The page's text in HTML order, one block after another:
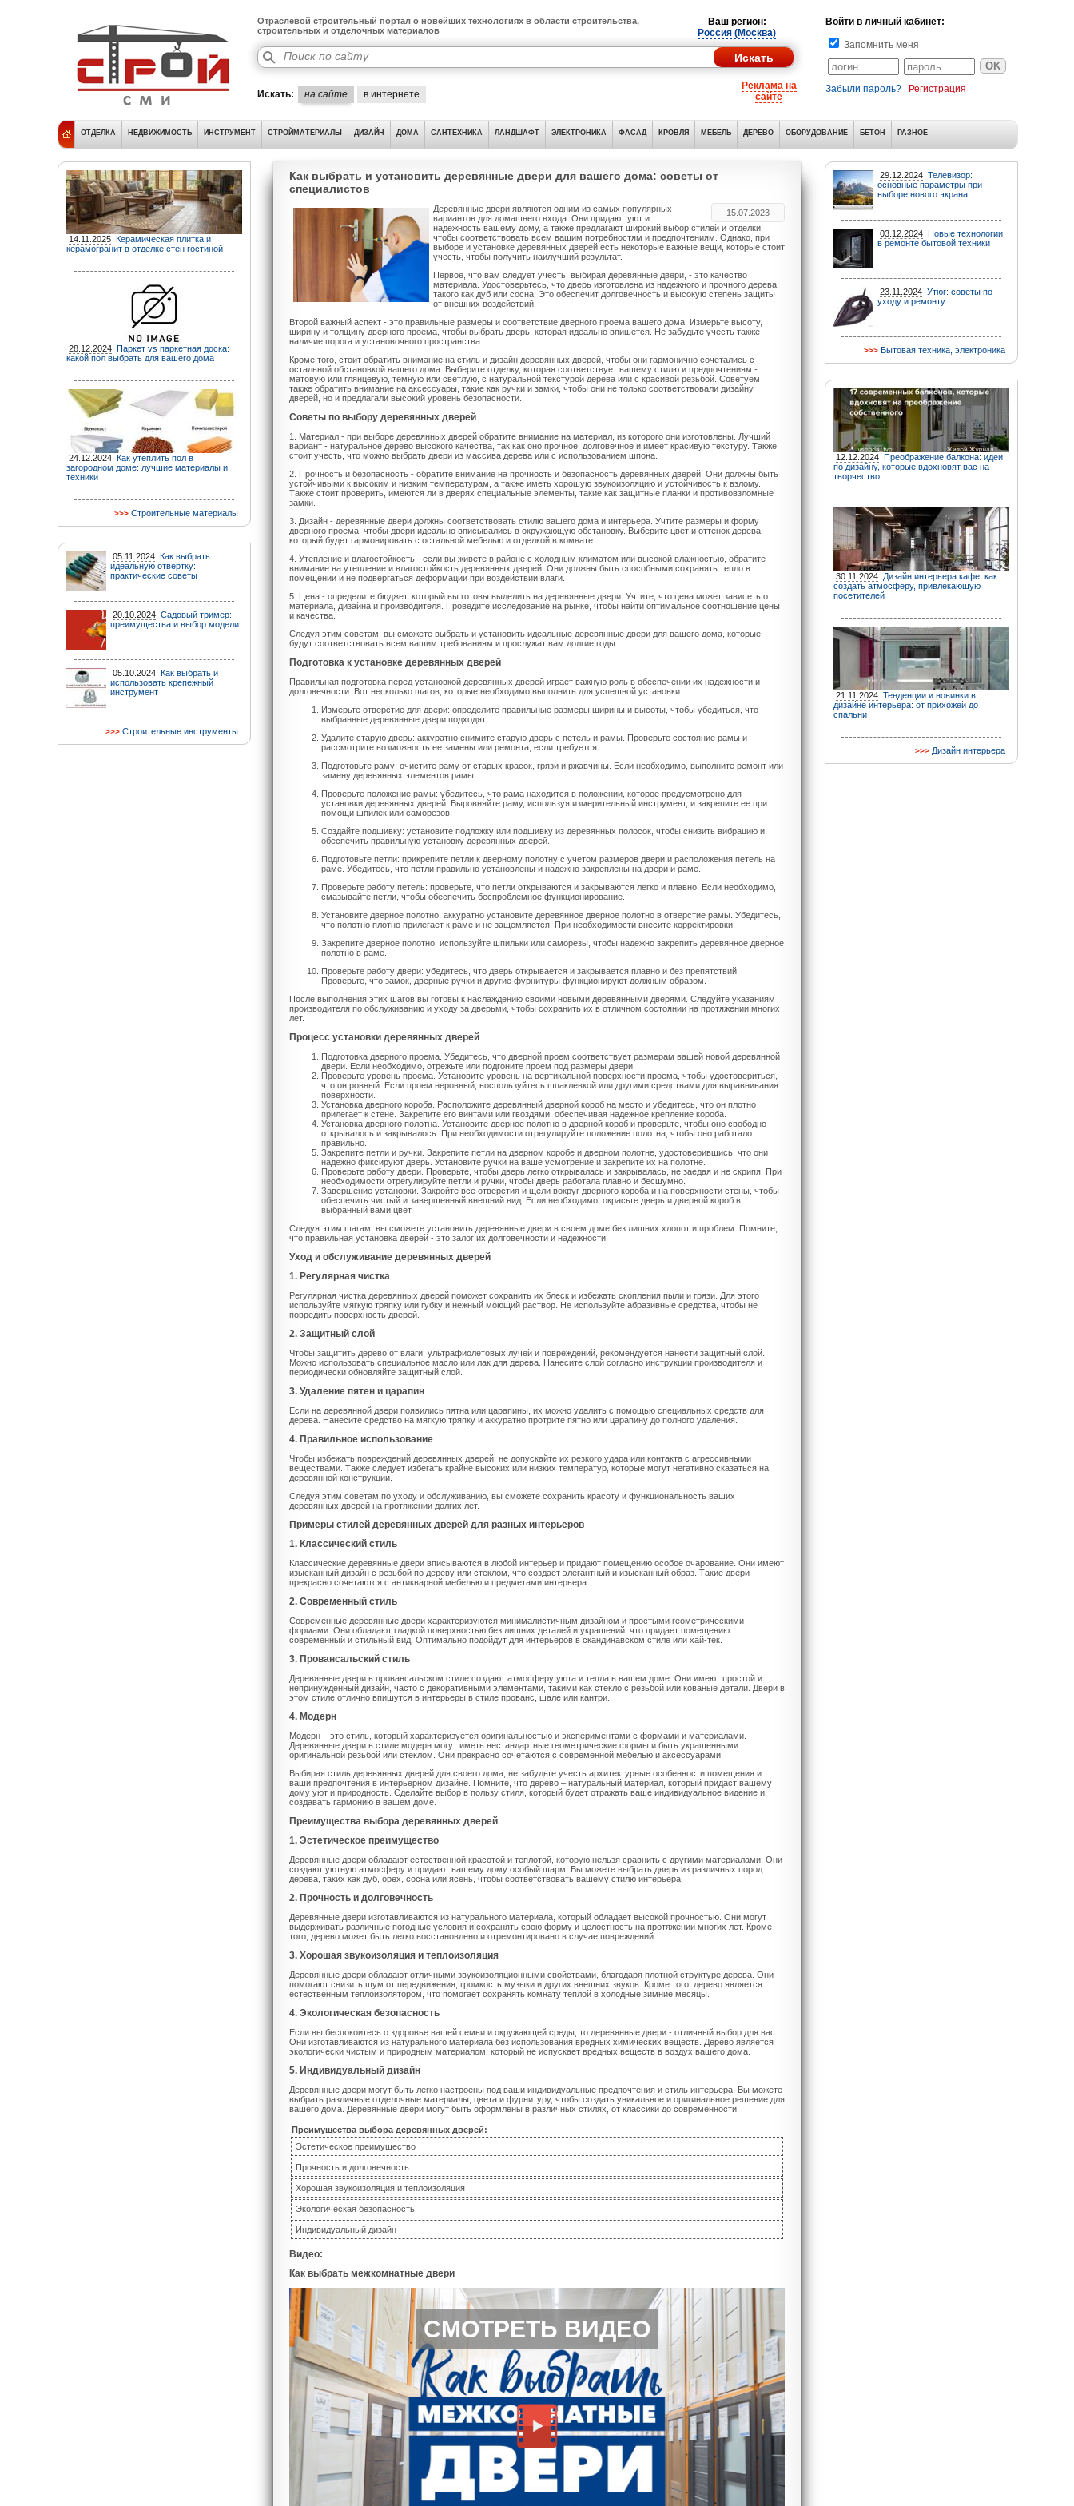
Отраслевой строительный портал о новейших технологиях в области строительства,
строительных и отделочных материалов
Ваш регион:
Россия (Москва)
Искать: на сайте в интернете
Реклама на
сайте
Войти в личный кабинет:
Запомнить меня
Забыли пароль? Регистрация
ОТДЕЛКА НЕДВИЖИМОСТЬ ИНСТРУМЕНТ СТРОЙМАТЕРИАЛЫ ДИЗАЙН ДОМА САНТЕХНИКА ЛАНДШАФТ ЭЛЕКТРОНИКА ФАСАД КРОВЛЯ МЕБЕЛЬ ДЕРЕВО ОБОРУДОВАНИЕ БЕТОН РАЗНОЕ
14.11.2025 Керамическая плитка и
керамогранит в отделке стен гостиной
28.12.2024 Паркет vs паркетная доска:
какой пол выбрать для вашего дома
24.12.2024 Как утеплить пол в
загородном доме: лучшие материалы и
техники
Строительные материалы
05.11.2024 Как выбрать
идеальную отвертку:
практические советы
20.10.2024 Садовый тример:
преимущества и выбор модели
05.10.2024 Как выбрать и
использовать крепежный
инструмент
Строительные инструменты
Как выбрать и установить деревянные двери для вашего дома: советы от
специалистов
15.07.2023
Деревянные двери являются одним из самых популярных
вариантов для домашнего входа. Они придают уют и
надёжность вашему дому, а также предлагают широкий выбор стилей и отделки,
чтобы соответствовать всем вашим потребностям и предпочтениям. Однако, при
выборе и установке деревянных дверей есть некоторые важные вещи, которые стоит
учесть, чтобы получить наилучший результат.
Первое, что вам следует учесть, выбирая деревянные двери, - это качество
материала. Удостоверьтесь, что дверь изготовлена из надежного и прочного дерева,
такого как дуб или сосна. Это обеспечит долговечность и высокую степень защиты
от внешних воздействий.
Второй важный аспект - это правильные размеры и соответствие дверного проема вашего дома. Измерьте высоту,
ширину и толщину дверного проема, чтобы выбрать дверь, которая идеально впишется. Не забудьте учесть также
наличие порога и установочного пространства.
Кроме того, стоит обратить внимание на стиль и дизайн деревянных дверей, чтобы они гармонично сочетались с
остальной обстановкой вашего дома. Выберите отделку, которая соответствует вашему стилю и предпочтениям -
матовую или глянцевую, темную или светлую, с натуральной текстурой дерева или с красивой резьбой. Советуем
также обратить внимание на аксессуары, такие как ручки и замки, чтобы они не только соответствовали дизайну
дверей, но и предлагали высокий уровень безопасности.
Советы по выбору деревянных дверей
1. Материал - при выборе деревянных дверей обратите внимание на материал, из которого они изготовлены. Лучший
вариант - натуральное дерево высокого качества, так как оно прочное, долговечное и имеет красивую текстуру. Также
стоит учесть, что можно выбрать двери из массива дерева или с использованием шпона.
2. Прочность и безопасность - обратите внимание на прочность и безопасность деревянных дверей. Они должны быть
устойчивыми к высоким и низким температурам, а также иметь хорошую звукоизоляцию и устойчивость к взлому.
Также стоит проверить, имеются ли в дверях специальные элементы, такие как защитные планки и противовзломные
замки.
3. Дизайн - деревянные двери должны соответствовать стилю вашего дома и интерьера. Учтите размеры и форму
дверного проема, чтобы двери идеально вписывались в окружающую обстановку. Выберите цвет и оттенок дерева,
который будет гармонировать с остальной мебелью и отделкой в комнате.
4. Утепление и влагостойкость - если вы живете в районе с холодным климатом или высокой влажностью, обратите
внимание на утепление и влагостойкость деревянных дверей. Они должны быть способными сохранять тепло в
помещении и не подвергаться деформации при воздействии влаги.
5. Цена - определите бюджет, который вы готовы выделить на деревянные двери. Учтите, что цена может зависеть от
материала, дизайна и производителя. Проведите исследование на рынке, чтобы найти оптимальное соотношение цены
и качества.
Следуя этим советам, вы сможете выбрать и установить идеальные деревянные двери для вашего дома, которые
будут соответствовать всем вашим требованиям и прослужат вам долгие годы.
Подготовка к установке деревянных дверей
Правильная подготовка перед установкой деревянных дверей играет важную роль в обеспечении их надежности и
долговечности. Вот несколько шагов, которые необходимо выполнить для успешной установки:
Измерьте отверстие для двери: определите правильные размеры ширины и высоты, чтобы убедиться, что
выбранные деревянные двери подходят.
Удалите старую дверь: аккуратно снимите старую дверь с петель и рамы. Проверьте состояние рамы и
рассмотрите возможность ее замены или ремонта, если требуется.
Подготовьте раму: очистите раму от старых красок, грязи и ржавчины. Если необходимо, выполните ремонт или
замену деревянных элементов рамы.
Проверьте положение рамы: убедитесь, что рама находится в положении, которое предусмотрено для
установки деревянных дверей. Выровняйте раму, используя измерительный инструмент, и закрепите ее при
помощи шпилек или саморезов.
Создайте подшивку: установите подложку или подшивку из деревянных полосок, чтобы снизить вибрацию и
обеспечить правильную установку деревянных дверей.
Подготовьте петли: прикрепите петли к дверному полотну с учетом размеров двери и расположения петель на
раме. Убедитесь, что петли правильно установлены и надежно закреплены на двери и раме.
Проверьте работу петель: проверьте, что петли открываются и закрываются легко и плавно. Если необходимо,
смазывайте петли, чтобы обеспечить беспроблемное функционирование.
Установите дверное полотно: аккуратно установите деревянное дверное полотно в отверстие рамы. Убедитесь,
что полотно плотно прилегает к раме и не защемляется. При необходимости внесите корректировки.
Закрепите дверное полотно: используйте шпильки или саморезы, чтобы надежно закрепить деревянное дверное
полотно в раме.
Проверьте работу двери: убедитесь, что дверь открывается и закрывается плавно и без препятствий.
Проверьте, что замок, дверные ручки и другие фурнитуры функционируют должным образом.
После выполнения этих шагов вы готовы к наслаждению своими новыми деревянными дверями. Следуйте указаниям
производителя по обслуживанию и уходу за дверьми, чтобы сохранить их в отличном состоянии на протяжении многих
лет.
Процесс установки деревянных дверей
Подготовка дверного проема. Убедитесь, что дверной проем соответствует размерам вашей новой деревянной
двери. Если необходимо, отрежьте или подгоните проем под размеры двери.
Проверьте уровень проема. Установите уровень на вертикальной поверхности проема, чтобы удостовериться,
что он ровный. Если проем неровный, воспользуйтесь шпаклевкой или другими средствами для выравнивания
поверхности.
Установка дверного короба. Расположите деревянный дверной короб на место и убедитесь, что он плотно
прилегает к стене. Закрепите его винтами или гвоздями, обеспечивая надежное крепление короба.
Установка дверного полотна. Установите дверное полотно в дверной короб и проверьте, чтобы оно свободно
открывалось и закрывалось. При необходимости отрегулируйте положение полотна, чтобы оно работало
правильно.
Закрепите петли и ручки. Закрепите петли на дверном коробе и дверном полотне, удостоверившись, что они
надежно фиксируют дверь. Установите ручки на ваше усмотрение и закрепите их на полотне.
Проверьте работу двери. Проверьте, чтобы дверь легко открывалась и закрывалась, не заедая и не скрипя. При
необходимости отрегулируйте петли и ручки, чтобы дверь работала плавно и бесшумно.
Завершение установки. Закройте все отверстия и щели вокруг дверного короба и на поверхности стены, чтобы
обеспечить чистый и завершенный внешний вид. Если необходимо, окрасьте дверь и дверной короб в
выбранный вами цвет.
Следуя этим шагам, вы сможете установить деревянные двери в своем доме без лишних хлопот и проблем. Помните,
что правильная установка дверей - это залог их долговечности и надежности.
Уход и обслуживание деревянных дверей
1. Регулярная чистка
Регулярная чистка деревянных дверей поможет сохранить их блеск и избежать скопления пыли и грязи. Для этого
используйте мягкую тряпку или губку и нежный моющий раствор. Не используйте абразивные средства, чтобы не
повредить поверхность дверей.
2. Защитный слой
Чтобы защитить дерево от влаги, ультрафиолетовых лучей и повреждений, рекомендуется нанести защитный слой.
Можно использовать специальное масло или лак для дерева. Нанесите слой согласно инструкции производителя и
периодически обновляйте защитный слой.
3. Удаление пятен и царапин
Если на деревянной двери появились пятна или царапины, их можно удалить с помощью специальных средств для
дерева. Нанесите средство на мягкую тряпку и аккуратно протрите пятно или царапину до полного удаления.
4. Правильное использование
Чтобы избежать повреждений деревянных дверей, не допускайте их резкого удара или контакта с агрессивными
веществами. Также следует избегать крайне высоких или низких температур, которые могут негативно сказаться на
деревянной конструкции.
Следуя этим советам по уходу и обслуживанию, вы сможете сохранить красоту и функциональность ваших
деревянных дверей на протяжении долгих лет.
Примеры стилей деревянных дверей для разных интерьеров
1. Классический стиль
Классические деревянные двери вписываются в любой интерьер и придают помещению особое очарование. Они имеют
изысканный дизайн с резьбой по дереву или стеклом, что создает элегантный и изысканный образ. Такие двери
прекрасно сочетаются с антикварной мебелью и предметами интерьера.
2. Современный стиль
Современные деревянные двери характеризуются минималистичным дизайном и простыми геометрическими
формами. Они обладают гладкой поверхностью без лишних деталей и украшений, что придает помещению
современный и стильный вид. Оптимально подойдут для интерьеров в скандинавском стиле или хай-тек.
3. Провансальский стиль
Деревянные двери в провансальском стиле создают атмосферу уюта и тепла в вашем доме. Они имеют простой и
непринужденный дизайн, часто с декоративными элементами, такими как стекло с резьбой или кованые детали. Двери в
этом стиле отлично впишутся в интерьеры в стиле прованс, шале или кантри.
4. Модерн
Модерн – это стиль, который характеризуется оригинальностью и экспериментами с формами и материалами.
Деревянные двери в стиле модерн могут иметь нестандартные геометрические формы и быть украшенными
оригинальной резьбой или стеклом. Они прекрасно сочетаются с современной мебелью и аксессуарами.
Выбирая стиль деревянных дверей для своего дома, не забудьте учесть архитектурные особенности помещения и
ваши предпочтения в интерьерном дизайне. Помните, что дерево – натуральный материал, который придаст вашему
дому уют и природность. Сделайте выбор в пользу стиля, который будет отражать ваше индивидуальное видение и
создавать гармонию в вашем доме.
Преимущества выбора деревянных дверей
1. Эстетическое преимущество
Деревянные двери обладают естественной красотой и теплотой, которую нельзя сравнить с другими материалами. Они
создают уютную атмосферу и придают вашему дому особый шарм. Вы можете выбрать дверь из различных пород
дерева, таких как дуб, орех, сосна или ясень, чтобы соответствовать вашему стилю интерьера.
2. Прочность и долговечность
Деревянные двери изготавливаются из натурального материала, который обладает высокой прочностью. Они могут
выдерживать различные погодные условия и сохранять свою форму и целостность на протяжении многих лет. Кроме
того, дерево может быть легко восстановлено и отремонтировано в случае повреждений.
3. Хорошая звукоизоляция и теплоизоляция
Деревянные двери обладают отличными звукоизоляционными свойствами, благодаря плотной структуре дерева. Они
помогают снизить шум от передвижения, громкость музыки и других внешних звуков. Кроме того, дерево является
естественным теплоизолятором, что помогает сохранять комнату теплой в холодные зимние месяцы.
4. Экологическая безопасность
Если вы беспокоитесь о здоровье вашей семьи и окружающей среды, то деревянные двери - отличный выбор для вас.
Они изготавливаются из натурального материала без использования вредных химических веществ. Дерево является
экологически чистым и природным материалом, который не испускает вредных веществ в воздух вашего дома.
5. Индивидуальный дизайн
Деревянные двери могут быть легко настроены под ваши индивидуальные предпочтения и стиль интерьера. Вы можете
выбрать различные отделочные материалы, цвета и фурнитуру, чтобы создать уникальное и оригинальное решение для
вашего дома. Деревянные двери могут быть оформлены в различных стилях, от классики до современности.
Преимущества выбора деревянных дверей:
Эстетическое преимущество
Прочность и долговечность
Хорошая звукоизоляция и теплоизоляция
Экологическая безопасность
Индивидуальный дизайн
Видео:
Как выбрать межкомнатные двери
СМОТРЕТЬ ВИДЕО
29.12.2024 Телевизор:
основные параметры при
выборе нового экрана
03.12.2024 Новые технологии
в ремонте бытовой техники
23.11.2024 Утюг: советы по
уходу и ремонту
Бытовая техника, электроника
12.12.2024 Преображение балкона: идеи
по дизайну, которые вдохновят вас на
творчество
30.11.2024 Дизайн интерьера кафе: как
создать атмосферу, привлекающую
посетителей
21.11.2024 Тенденции и новинки в
дизайне интерьера: от прихожей до
спальни
Дизайн интерьера